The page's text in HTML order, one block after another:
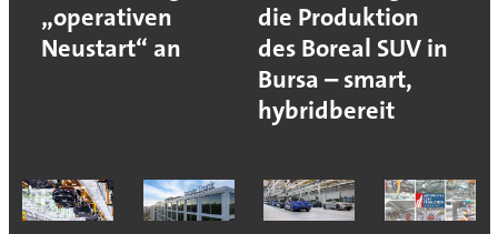
„operativen
Neustart“ an
die Produktion
des Boreal SUV in
Bursa – smart,
hybridbereit